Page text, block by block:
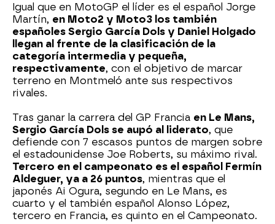
Igual que en MotoGP el líder es el español Jorge
Martín, en Moto2 y Moto3 los también
españoles Sergio García Dols y Daniel Holgado
llegan al frente de la clasificación de la
categoría intermedia y pequeña,
respectivamente, con el objetivo de marcar
terreno en Montmeló ante sus respectivos
rivales.
Tras ganar la carrera del GP Francia en Le Mans,
Sergio García Dols se aupó al liderato, que
defiende con 7 escasos puntos de margen sobre
el estadounidense Joe Roberts, su máximo rival.
Tercero en el campeonato es el español Fermín
Aldeguer, ya a 26 puntos, mientras que el
japonés Ai Ogura, segundo en Le Mans, es
cuarto y el también español Alonso López,
tercero en Francia, es quinto en el Campeonato.